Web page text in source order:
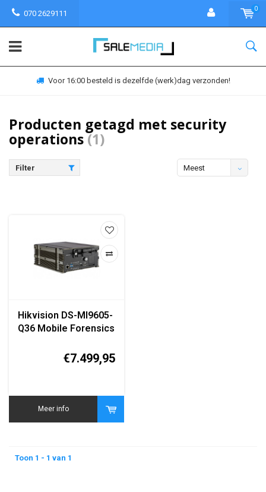
070 2629111
0
Voor 16:00 besteld is dezelfde (werk)dag verzonden!
Producten getagd met security
operations(1)
Filter
Meest
Hikvision DS-MI9605-
Q36 Mobile Forensics
€7.499,95
Meer info
Toon 1 - 1 van 1